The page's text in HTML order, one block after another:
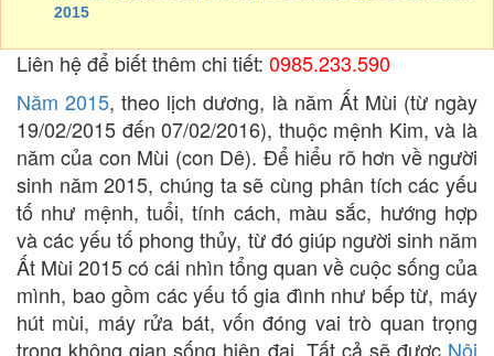
2015
Liên hệ để biết thêm chi tiết: 0985.233.590
Năm 2015, theo lịch dương, là năm Ất Mùi (từ ngày
19/02/2015 đến 07/02/2016), thuộc mệnh Kim, và là
năm của con Mùi (con Dê). Để hiểu rõ hơn về người
sinh năm 2015, chúng ta sẽ cùng phân tích các yếu
tố như mệnh, tuổi, tính cách, màu sắc, hướng hợp
và các yếu tố phong thủy, từ đó giúp người sinh năm
Ất Mùi 2015 có cái nhìn tổng quan về cuộc sống của
mình, bao gồm các yếu tố gia đình như bếp từ, máy
hút mùi, máy rửa bát, vốn đóng vai trò quan trọng
trong không gian sống hiện đại. Tất cả sẽ được Nội